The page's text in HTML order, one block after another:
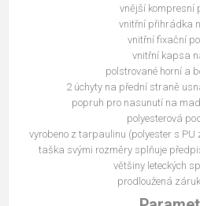
vnější kompresní
vnitřní přihrádka
vnitřní fixační
vnitřní kapsa
polstrované horní a
2 úchyty na přední straně
popruh pro nasunutí na
polyesterová
vyrobeno z tarpaulinu (polyester s PU
taška svými rozměry splňuje
většiny leteckých
prodloužená